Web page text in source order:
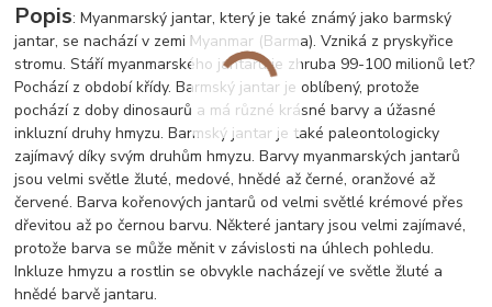
Popis: Myanmarský jantar, který je také známý jako barmský
jantar, se nachází v zemi Myanmar (Barma). Vzniká z pryskyřice
stromu. Stáří myanmarského jantaru je zhruba 99-100 milionů let?
Pochází z období křídy. Barmský jantar je oblíbený, protože
pochází z doby dinosaurů a má různé krásné barvy a úžasné
inkluzní druhy hmyzu. Barmský jantar je také paleontologicky
zajímavý díky svým druhům hmyzu. Barvy myanmarských jantarů
jsou velmi světle žluté, medové, hnědé až černé, oranžové až
červené. Barva kořenových jantarů od velmi světlé krémové přes
dřevitou až po černou barvu. Některé jantary jsou velmi zajímavé,
protože barva se může měnit v závislosti na úhlech pohledu.
Inkluze hmyzu a rostlin se obvykle nacházejí ve světle žluté a
hnědé barvě jantaru.